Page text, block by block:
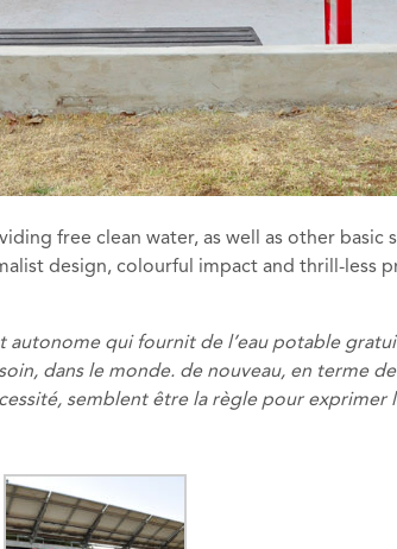
free clean water, as well as other
design, colourful impact and thrill-less
qui fournit de l’eau potable
dans le monde. de nouveau, en terme
semblent être la règle pour